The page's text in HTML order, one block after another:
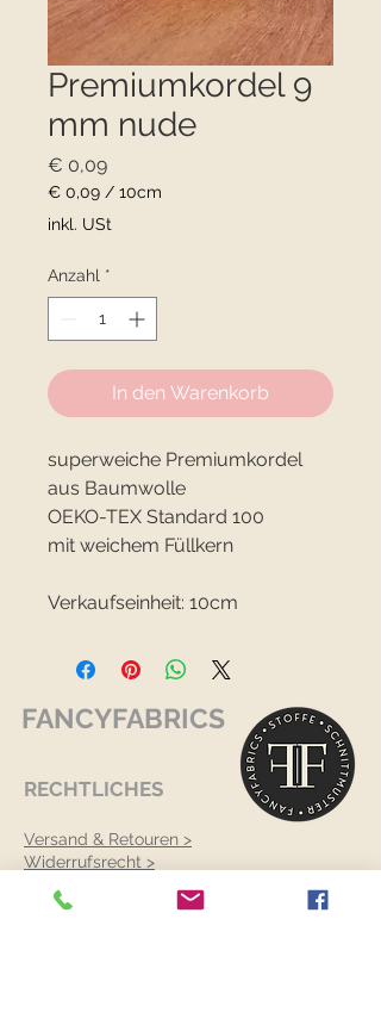
Premiumkordel 9
mm nude
€ 0,09Preis
€ 0,09 / 10cm
€ 0,09
Zentimeter
inkl. USt
Anzahl *
In den Warenkorb
superweiche Premiumkordel
aus Baumwolle
OEKO-TEX Standard 100
mit weichem Füllkern
Verkaufseinheit: 10cm
FANCYFABRICS
RECHTLICHES
Versand & Retouren >
Widerrufsrecht >
Kontaktiere uns >
Über uns >